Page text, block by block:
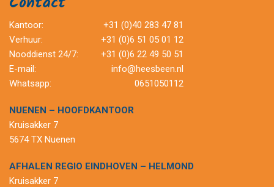
Kantoor:
+31 (0)40 283 47 81
Verhuur:
+31 (0)6 51 05 01 12
Nooddienst 24/7:
+31 (0)6 22 49 50 51
E-mail:
info@heesbeen.nl
Whatsapp:
0651050112
NUENEN – HOOFDKANTOOR
Kruisakker 7
5674 TX Nuenen
AFHALEN REGIO EINDHOVEN – HELMOND
Kruisakker 7